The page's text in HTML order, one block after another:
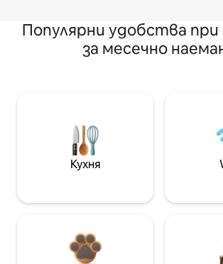
Популярни удобства
за месечно
Кухня